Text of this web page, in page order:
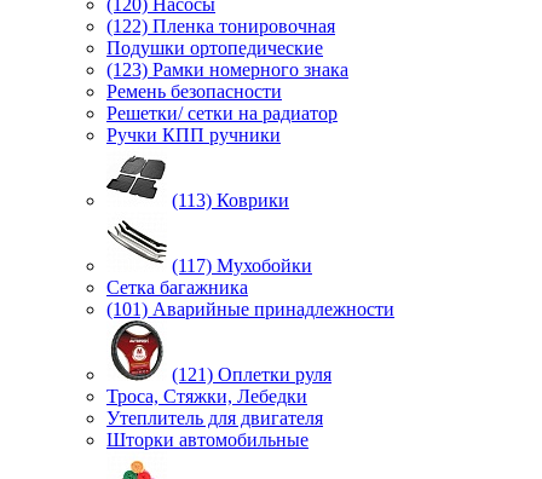
(122) Пленка тонировочная
Подушки ортопедические
(123) Рамки номерного знака
Ремень безопасности
Решетки/ сетки на радиатор
Ручки КПП ручники
(113) Коврики
(117) Мухобойки
Сетка багажника
(101) Аварийные принадлежности
(121) Оплетки руля
Троса, Стяжки, Лебедки
Утеплитель для двигателя
Шторки автомобильные